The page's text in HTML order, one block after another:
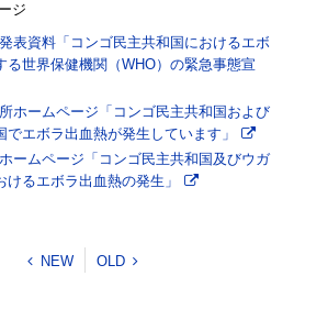
ジ
表資料「コンゴ民主共和国におけるエボ
る世界保健機関（WHO）の緊急事態宣
ホームページ「コンゴ民主共和国および
でエボラ出血熱が発生しています」
ームページ「コンゴ民主共和国及びウガ
けるエボラ出血熱の発生」
NEW OLD